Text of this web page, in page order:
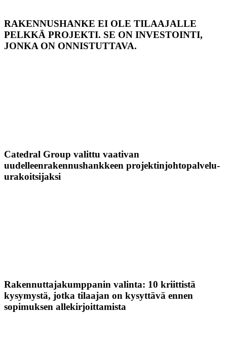
RAKENNUSHANKE EI OLE TILAAJALLE
PELKKÄ PROJEKTI. SE ON INVESTOINTI,
JONKA ON ONNISTUTTAVA.
Catedral Group valittu vaativan
uudelleenrakennushankkeen projektinjohtopalvelu-
urakoitsijaksi
Rakennuttajakumppanin valinta: 10 kriittistä
kysymystä, jotka tilaajan on kysyttävä ennen
sopimuksen allekirjoittamista